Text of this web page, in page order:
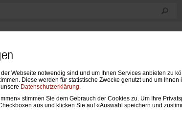
Webseite notwendig sind und um Ihnen Services anbieten zu
Diese werden für statistische Zwecke genutzt und um
Datenschutzerklärung.
stimmen Sie dem Gebrauch der Cookies zu. Um Ihre
aus und klicken Sie auf «Auswahl speichern und
& Einlagen Notizen, Mappen & Sonstiges
(ohne Inhalt)› Ringbücher Compact Zur